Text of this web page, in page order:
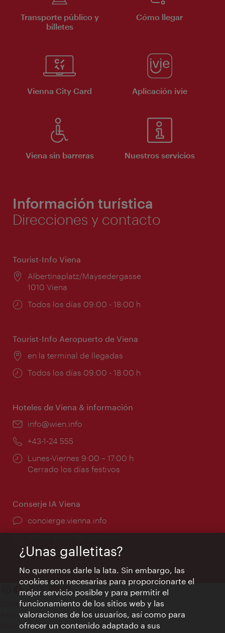
Transporte público y
billetes
Cómo llegar
Vienna City Card Aplicación ivie
Viena sin barreras Nuestros servicios
Información turística
Direcciones y contacto
Tourist-Info Viena
Lugar:
Albertinaplatz/Maysedergasse
1010 Viena
Horarios
Todos los días 09:00 - 18:00 h
Tourist-Info Aeropuerto de Viena
Lugar:
en la terminal de llegadas
Horarios
Todos los días 09:00 - 18:00 h
Hoteles de Viena & información
e-
info@wien.info
Teléfono:
+43-1-24 555
Horarios
de
Lunes-Viernes 9:00 – 17:00 h
Cerrado los días festivos
Conserje IA Viena
concierge.vienna.info
Contacto
Aviso legal
Política de privacidad de datos
¿Unas galletitas?
No queremos darle la lata. Sin embargo, las
cookies son necesarias para proporcionarte el
mejor servicio posible y para permitir el
funcionamiento de los sitios web y las
valoraciones de los usuarios, así como para
ofrecer un contenido adaptado a sus